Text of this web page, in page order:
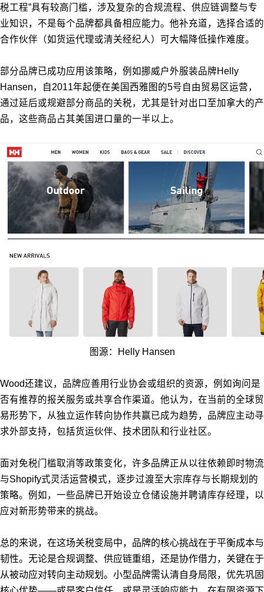
税工程”具有较高门槛，涉及复杂的合规流程、供应链调整与专
业知识，不是每个品牌都具备相应能力。他补充道，选择合适的
合作伙伴（如货运代理或清关经纪人）可大幅降低操作难度。
部分品牌已成功应用该策略，例如挪威户外服装品牌Helly
Hansen，自2011年起便在美国西雅图的5号自由贸易区运营，
通过延后或规避部分商品的关税，尤其是针对出口至加拿大的产
品，这些商品占其美国进口量的一半以上。
图源：Helly Hansen
Wood还建议，品牌应善用行业协会或组织的资源，例如询问是
否有推荐的报关服务或共享合作渠道。他认为，在当前的全球贸
易形势下，从独立运作转向协作共赢已成为趋势，品牌应主动寻
求外部支持，包括货运伙伴、技术团队和行业社区。
面对免税门槛取消等政策变化，许多品牌正从以往依赖即时物流
与Shopify式灵活运营模式，逐步过渡至大宗库存与长期规划的
策略。例如，一些品牌已开始设立仓储设施并聘请库存经理，以
应对新形势带来的挑战。
总的来说，在这场关税变局中，品牌的核心挑战在于平衡成本与
韧性。无论是合规调整、供应链重组，还是协作借力，关键在于
从被动应对转向主动规划。小型品牌需认清自身局限，优先巩固